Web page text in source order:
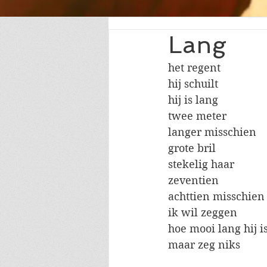
Lang
het regent
hij schuilt
hij is lang
twee meter
langer misschien
grote bril
stekelig haar
zeventien
achttien misschien
ik wil zeggen
hoe mooi lang hij
maar zeg niks